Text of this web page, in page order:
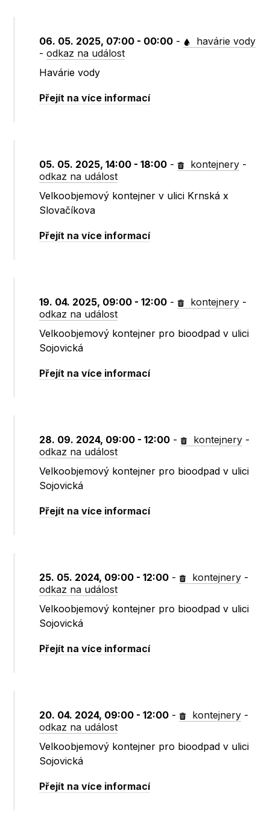
06. 05. 2025, 07:00 - 00:00 -
havárie vody
-odkaz na událost
Havárie vody
Přejít na více informací
05. 05. 2025, 14:00 - 18:00 - kontejnery -
odkaz na událost
Velkoobjemový kontejner v ulici Krnská x
Slovačíkova
Přejít na více informací
19. 04. 2025, 09:00 - 12:00 - kontejnery -
odkaz na událost
Velkoobjemový kontejner pro bioodpad v ulici
Sojovická
Přejít na více informací
28. 09. 2024, 09:00 - 12:00 - kontejnery -
odkaz na událost
Velkoobjemový kontejner pro bioodpad v ulici
Sojovická
Přejít na více informací
25. 05. 2024, 09:00 - 12:00 - kontejnery -
odkaz na událost
Velkoobjemový kontejner pro bioodpad v ulici
Sojovická
Přejít na více informací
20. 04. 2024, 09:00 - 12:00 - kontejnery -
odkaz na událost
Velkoobjemový kontejner pro bioodpad v ulici
Sojovická
Přejít na více informací